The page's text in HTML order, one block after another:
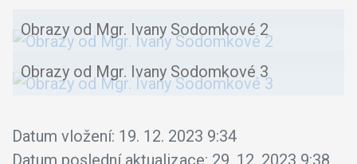
Obrazy od Mgr. Ivany Sodomkové 2
Obrazy od Mgr. Ivany Sodomkové 3
Datum vložení: 19. 12. 2023 9:34